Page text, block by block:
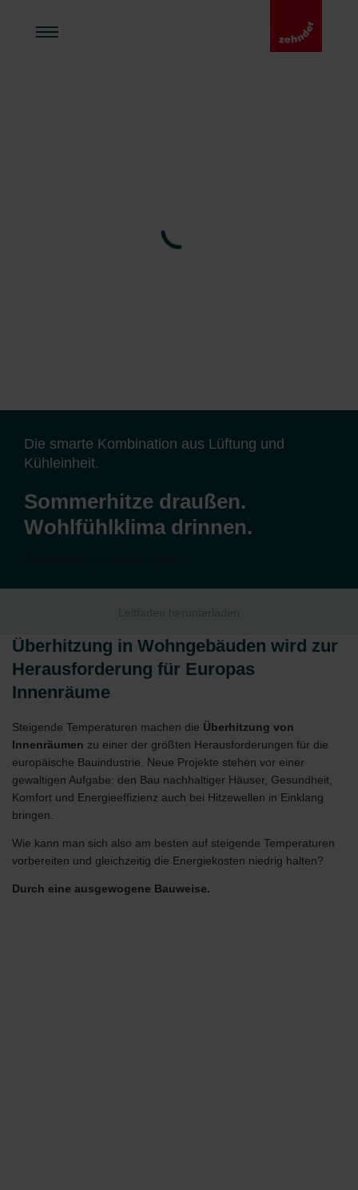
Die smarte Kombination aus Lüftung und
Kühleinheit.
Sommerhitze draußen.
Wohlfühlklima drinnen.
Leitfaden herunterladen
Überhitzung in Wohngebäuden wird zur
Herausforderung für Europas
Innenräume
Steigende Temperaturen machen die Überhitzung von
Innenräumen zu einer der größten Herausforderungen für die
europäische Bauindustrie. Neue Projekte stehen vor einer
gewaltigen Aufgabe: den Bau nachhaltiger Häuser, Gesundheit,
Komfort und Energieeffizienz auch bei Hitzewellen in Einklang
bringen.
Wie kann man sich also am besten auf steigende Temperaturen
vorbereiten und gleichzeitig die Energiekosten niedrig halten?
Durch eine ausgewogene Bauweise.